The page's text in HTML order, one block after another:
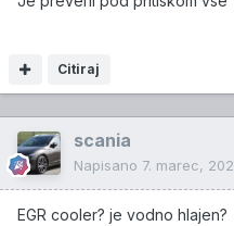
Citiraj
scania
Napisano 7. marec,
EGR cooler? je vodno hlajen?